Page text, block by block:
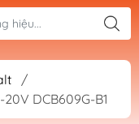
/
DCB609G-B1